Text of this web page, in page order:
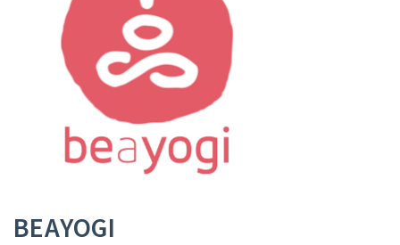
BEAYOGI